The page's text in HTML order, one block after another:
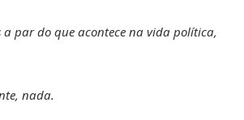
a par do que acontece na vida política,
nada.